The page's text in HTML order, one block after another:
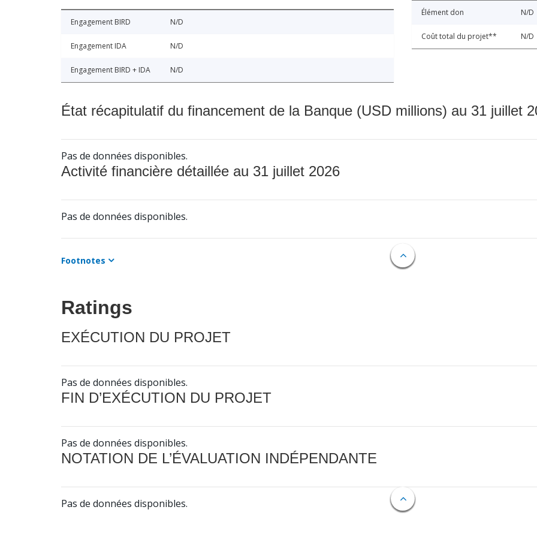
Engagement BIRD N/D
Engagement IDA N/D
Engagement BIRD + IDA N/D
Élément don N/D
Coût total du projet** N/D
État récapitulatif du financement de la Banque (USD millions) au 31 juillet
Pas de données disponibles.
Activité financière détaillée au 31 juillet 2026
Pas de données disponibles.
Footnotes
Ratings
EXÉCUTION DU PROJET
Pas de données disponibles.
FIN D’EXÉCUTION DU PROJET
Pas de données disponibles.
NOTATION DE L’ÉVALUATION INDÉPENDANTE
Pas de données disponibles.